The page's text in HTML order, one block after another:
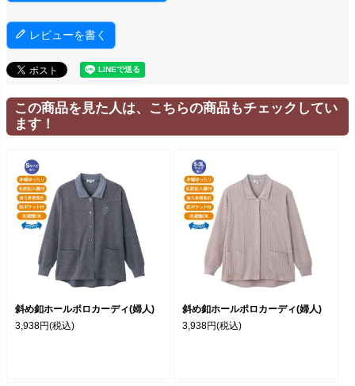
レビューを書く
この商品を見た人は、こちらの商品もチェックしてい
ます！
斜め釦ホールポロカーディ(婦人)
3,938円(税込)
斜め釦ホールポロカーディ(婦人)
3,938円(税込)